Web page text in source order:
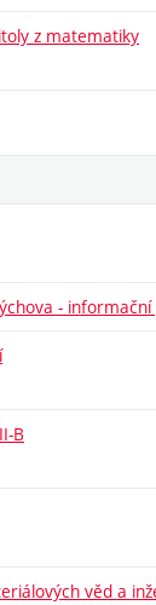
z matematiky
-
B
věd a